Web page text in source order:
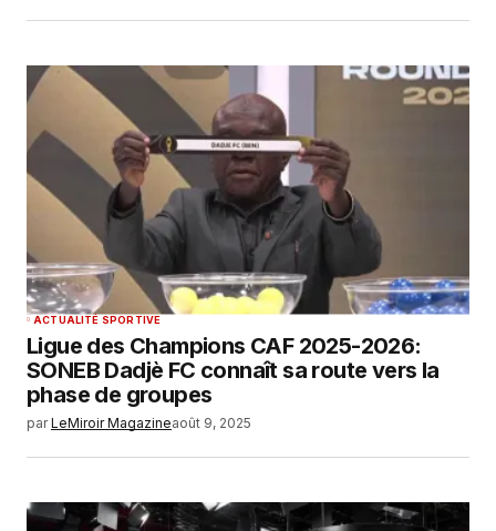
ACTUALITÉ SPORTIVE
Ligue des Champions CAF 2025-2026:
SONEB Dadjè FC connaît sa route vers la
phase de groupes
par LeMiroir Magazineaoût 9, 2025